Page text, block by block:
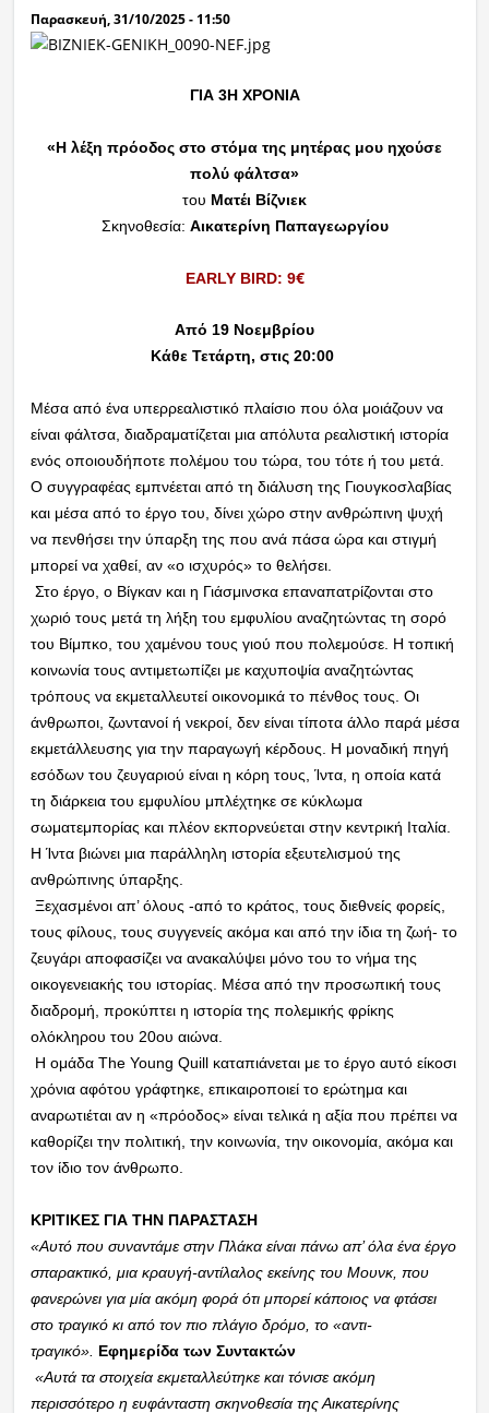
Παρασκευή, 31/10/2025 - 11:50
ΓΙΑ 3ΗΧΡΟΝΙΑ
«Η λέξη πρόοδος στο στόμα της μητέρας μου ηχούσε
πολύ φάλτσα»
του Ματέι Βίζνιεκ
Σκηνοθεσία: Αικατερίνη Παπαγεωργίου
EARLY BIRD: 9€
Από 19 Νοεμβρίου
Κάθε Τετάρτη, στις 20:00
Μέσα από ένα υπερρεαλιστικό πλαίσιο που όλα μοιάζουν να
είναι φάλτσα, διαδραματίζεται μια απόλυτα ρεαλιστική ιστορία
ενός οποιουδήποτε πολέμου του τώρα, του τότε ή του μετά.
Ο συγγραφέας εμπνέεται από τη διάλυση της Γιουγκοσλαβίας
και μέσα από το έργο του, δίνει χώρο στην ανθρώπινη ψυχή
να πενθήσει την ύπαρξη της που ανά πάσα ώρα και στιγμή
μπορεί να χαθεί, αν «ο ισχυρός» το θελήσει.
Στο έργο, ο Βίγκαν και η Γιάσμινσκα επαναπατρίζονται στο
χωριό τους μετά τη λήξη του εμφυλίου αναζητώντας τη σορό
του Βίμπκο, του χαμένου τους γιού που πολεμούσε. Η τοπική
κοινωνία τους αντιμετωπίζει με καχυποψία αναζητώντας
τρόπους να εκμεταλλευτεί οικονομικά το πένθος τους. Οι
άνθρωποι, ζωντανοί ή νεκροί, δεν είναι τίποτα άλλο παρά μέσα
εκμετάλλευσης για την παραγωγή κέρδους. Η μοναδική πηγή
εσόδων του ζευγαριού είναι η κόρη τους, Ίντα, η οποία κατά
τη διάρκεια του εμφυλίου μπλέχτηκε σε κύκλωμα
σωματεμπορίας και πλέον εκπορνεύεται στην κεντρική Ιταλία.
Η Ίντα βιώνει μια παράλληλη ιστορία εξευτελισμού της
ανθρώπινης ύπαρξης.
Ξεχασμένοι απ’ όλους -από το κράτος, τους διεθνείς φορείς,
τους φίλους, τους συγγενείς ακόμα και από την ίδια τη ζωή- το
ζευγάρι αποφασίζει να ανακαλύψει μόνο του το νήμα της
οικογενειακής του ιστορίας. Μέσα από την προσωπική τους
διαδρομή, προκύπτει η ιστορία της πολεμικής φρίκης
ολόκληρου του 20ου αιώνα.
Η ομάδα The Young Quill καταπιάνεται με το έργο αυτό είκοσι
χρόνια αφότου γράφτηκε, επικαιροποιεί το ερώτημα και
αναρωτιέται αν η «πρόοδος» είναι τελικά η αξία που πρέπει να
καθορίζει την πολιτική, την κοινωνία, την οικονομία, ακόμα και
τον ίδιο τον άνθρωπο.
ΚΡΙΤΙΚΕΣ ΓΙΑ ΤΗΝ ΠΑΡΑΣΤΑΣΗ
«Αυτό που συναντάμε στην Πλάκα είναι πάνω απ’ όλα ένα έργο
σπαρακτικό, μια κραυγή-αντίλαλος εκείνης του Μουνκ, που
φανερώνει για μία ακόμη φορά ότι μπορεί κάποιος να φτάσει
στο τραγικό κι από τον πιο πλάγιο δρόμο, το «αντι-
τραγικό». Εφημερίδα των Συντακτών
«Αυτά τα στοιχεία εκμεταλλεύτηκε και τόνισε ακόμη
περισσότερο η ευφάνταστη σκηνοθεσία της Αικατερίνης